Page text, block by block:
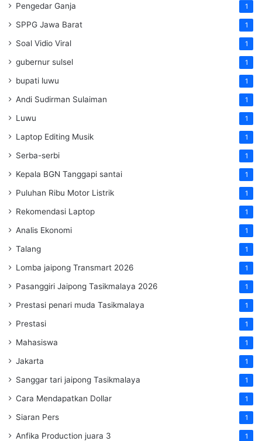
Pengedar Ganja 1
SPPG Jawa Barat 1
Soal Vidio Viral 1
gubernur sulsel 1
bupati luwu 1
Andi Sudirman Sulaiman 1
Luwu 1
Laptop Editing Musik 1
Serba-serbi 1
Kepala BGN Tanggapi santai 1
Puluhan Ribu Motor Listrik 1
Rekomendasi Laptop 1
Analis Ekonomi 1
Talang 1
Lomba jaipong Transmart 2026 1
Pasanggiri Jaipong Tasikmalaya 2026 1
Prestasi penari muda Tasikmalaya 1
Prestasi 1
Mahasiswa 1
Jakarta 1
Sanggar tari jaipong Tasikmalaya 1
Cara Mendapatkan Dollar 1
Siaran Pers 1
Anfika Production juara 3 1